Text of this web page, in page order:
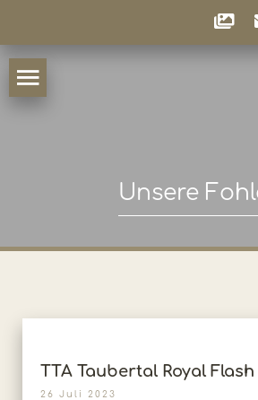
Unsere
TTA Taubertal Royal Flash
26 Juli 2023